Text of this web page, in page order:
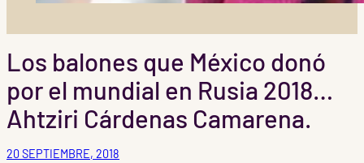
Los balones que México donó
por el mundial en Rusia 2018…
Ahtziri Cárdenas Camarena.
20 SEPTIEMBRE, 2018